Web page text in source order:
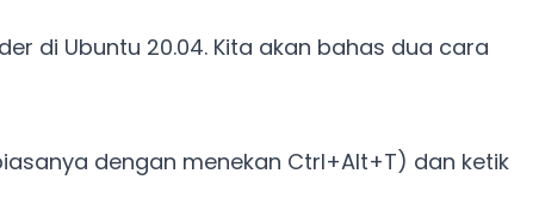
di Ubuntu 20.04. Kita akan bahas dua cara
dengan menekan Ctrl+Alt+T) dan ketik